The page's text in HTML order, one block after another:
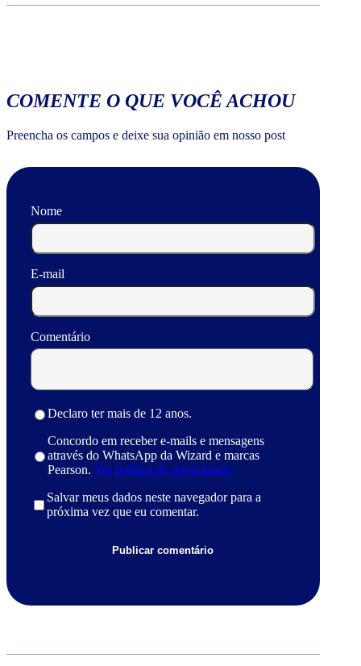
COMENTE O QUE VOCÊ ACHOU
Preencha os campos e deixe sua opinião em nosso post
Nome
E-mail
Comentário
Declaro ter mais de 12 anos.
Concordo em receber e-mails e mensagens
através do WhatsApp da Wizard e marcas
Pearson. Ver política de privacidade.
Salvar meus dados neste navegador para a
próxima vez que eu comentar.